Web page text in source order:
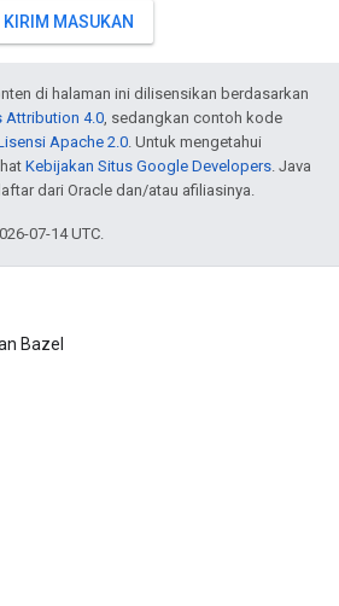
KIRIM MASUKAN
di halaman ini dilisensikan berdasarkan
Attribution 4.0, sedangkan contoh kode
Apache 2.0. Untuk mengetahui
Kebijakan Situs Google Developers. Java
dari Oracle dan/atau afiliasinya.
07-14 UTC.
Bazel